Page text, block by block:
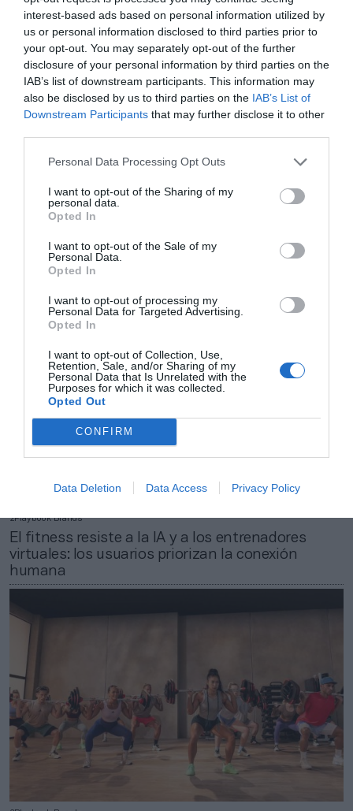
interest-based ads based on personal information utilized by
us or personal information disclosed to third parties prior to
your opt-out. You may separately opt-out of the further
disclosure of your personal information by third parties on the
IAB’s list of downstream participants. This information may
also be disclosed by us to third parties on the IAB’s List of
Downstream Participants that may further disclose it to other
Personal Data Processing Opt Outs
I want to opt-out of the Sharing of my
personal data.
Opted In
I want to opt-out of the Sale of my
Personal Data.
Opted In
I want to opt-out of processing my
Personal Data for Targeted Advertising.
Opted In
I want to opt-out of Collection, Use,
Retention, Sale, and/or Sharing of my
Personal Data that Is Unrelated with the
Purposes for which it was collected.
Opted Out
CONFIRM
Data Deletion Data Access Privacy Policy
Les Mills desplegará en FIBO 2026 su oferta de
fuerza y anunciará un acuerdo estratégico
2Playbook Brands
El fitness resiste a la IA y a los entrenadores
virtuales: los usuarios priorizan la conexión
humana